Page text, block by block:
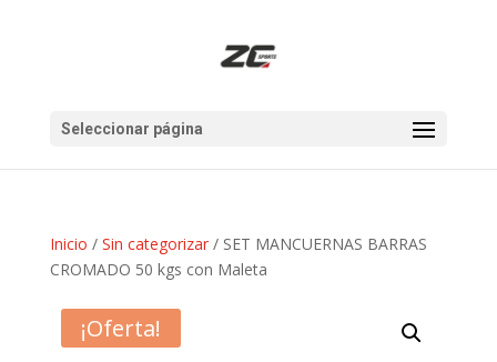
Seleccionar página
Inicio / Sin categorizar/ SET MANCUERNAS BARRAS
CROMADO 50 kgs con Maleta
¡Oferta!